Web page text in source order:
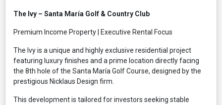
The Ivy – Santa María Golf & Country Club
Premium Income Property | Executive Rental Focus
The Ivy is a unique and highly exclusive residential project
featuring luxury finishes and a prime location directly facing
the 8th hole of the Santa María Golf Course, designed by the
prestigious Nicklaus Design firm.
This development is tailored for investors seeking stable